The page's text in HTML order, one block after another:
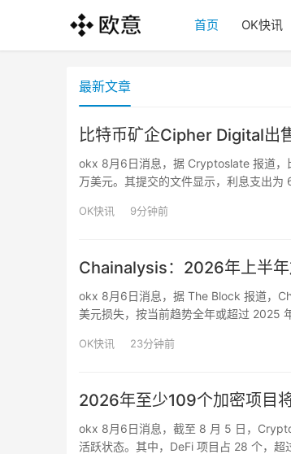
首页 OK快讯
最新文章
比特币矿企Cipher Digital出
okx 8月6日消息，据 Cryptoslate 报道，
万美元。其提交的文件显示，利息支出
OK快讯 9分钟前
Chainalysis：2026年上半
okx 8月6日消息，据 The Block 报道，
美元损失，按当前趋势全年或超过 2025
OK快讯 23分钟前
2026年至少109个加密项目
okx 8月6日消息，截至 8 月 5 日，
活跃状态。其中，DeFi 项目占 28 个，